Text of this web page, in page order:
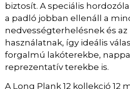
biztosít. A speciális
a padló jobban ellenáll a
nedvességterhelésnek és
használatnak, így ideális
forgalmú lakóterekbe,
reprezentatív terekbe is.
A Long Plank 12 kollekció 12